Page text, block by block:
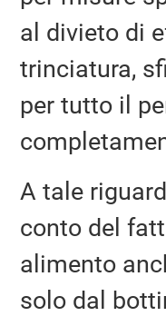
al divieto di
trinciatura,
per tutto il
A tale
conto del
alimento
solo dal